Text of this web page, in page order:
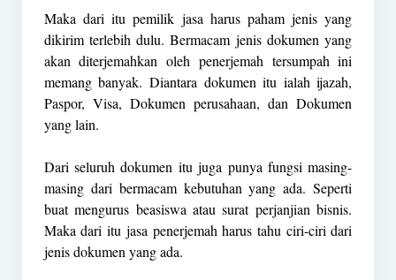
Maka dari itu pemilik jasa harus paham jenis yang
dikirim terlebih dulu. Bermacam jenis dokumen yang
akan diterjemahkan oleh penerjemah tersumpah ini
memang banyak. Diantara dokumen itu ialah ijazah,
Paspor, Visa, Dokumen perusahaan, dan Dokumen
yang lain.
Dari seluruh dokumen itu juga punya fungsi masing-
masing dari bermacam kebutuhan yang ada. Seperti
buat mengurus beasiswa atau surat perjanjian bisnis.
Maka dari itu jasa penerjemah harus tahu ciri-ciri dari
jenis dokumen yang ada.